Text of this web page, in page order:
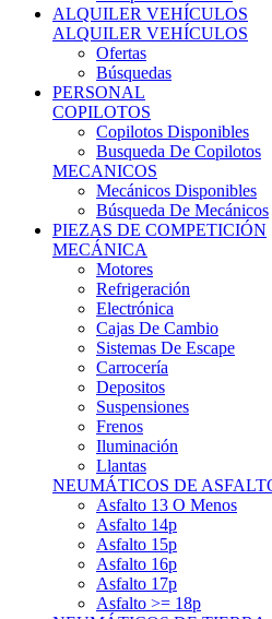
ALQUILER VEHÍCULOS
Ofertas
Búsquedas
PERSONAL
COPILOTOS
Copilotos Disponibles
Busqueda De Copilotos
MECANICOS
Mecánicos Disponibles
Búsqueda De Mecánicos
PIEZAS DE COMPETICIÓN
MECÁNICA
Motores
Refrigeración
Electrónica
Cajas De Cambio
Sistemas De Escape
Carrocería
Depositos
Suspensiones
Frenos
Iluminación
Llantas
NEUMÁTICOS DE ASFALTO
Asfalto 13 O Menos
Asfalto 14p
Asfalto 15p
Asfalto 16p
Asfalto 17p
Asfalto >= 18p
NEUMÁTICOS DE TIERRA
Tierra 13 O Menos